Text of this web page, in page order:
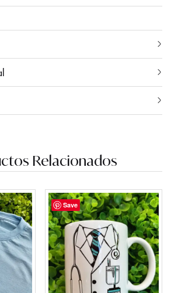
Relacionados
Save